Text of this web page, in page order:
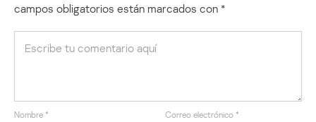
campos obligatorios están marcados con *
Nombre * Correo electrónico *